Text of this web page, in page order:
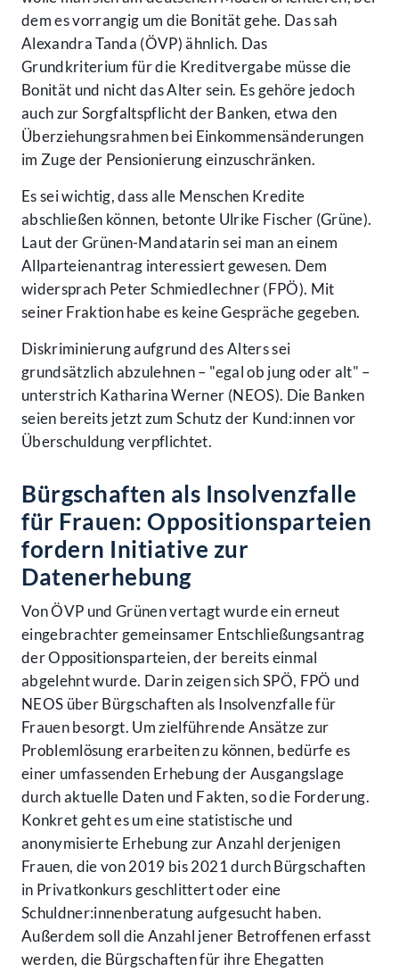
dem es vorrangig um die Bonität gehe. Das sah
Alexandra Tanda (ÖVP) ähnlich. Das
Grundkriterium für die Kreditvergabe müsse die
Bonität und nicht das Alter sein. Es gehöre jedoch
auch zur Sorgfaltspflicht der Banken, etwa den
Überziehungsrahmen bei Einkommensänderungen
im Zuge der Pensionierung einzuschränken.
Es sei wichtig, dass alle Menschen Kredite
abschließen können, betonte Ulrike Fischer (Grüne).
Laut der Grünen-Mandatarin sei man an einem
Allparteienantrag interessiert gewesen. Dem
widersprach Peter Schmiedlechner (FPÖ). Mit
seiner Fraktion habe es keine Gespräche gegeben.
Diskriminierung aufgrund des Alters sei
grundsätzlich abzulehnen – "egal ob jung oder alt" –
unterstrich Katharina Werner (NEOS). Die Banken
seien bereits jetzt zum Schutz der Kund:innen vor
Überschuldung verpflichtet.
Bürgschaften als Insolvenzfalle
für Frauen: Oppositionsparteien
fordern Initiative zur
Datenerhebung
Von ÖVP und Grünen vertagt wurde ein erneut
eingebrachter gemeinsamer Entschließungsantrag
der Oppositionsparteien, der bereits einmal
abgelehnt wurde. Darin zeigen sich SPÖ, FPÖ und
NEOS über Bürgschaften als Insolvenzfalle für
Frauen besorgt. Um zielführende Ansätze zur
Problemlösung erarbeiten zu können, bedürfe es
einer umfassenden Erhebung der Ausgangslage
durch aktuelle Daten und Fakten, so die Forderung.
Konkret geht es um eine statistische und
anonymisierte Erhebung zur Anzahl derjenigen
Frauen, die von 2019 bis 2021 durch Bürgschaften
in Privatkonkurs geschlittert oder eine
Schuldner:innenberatung aufgesucht haben.
Außerdem soll die Anzahl jener Betroffenen erfasst
werden, die Bürgschaften für ihre Ehegatten